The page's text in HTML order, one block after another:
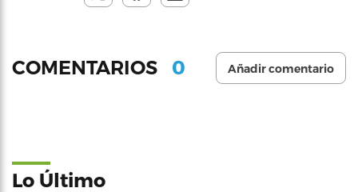
COMENTARIOS 0 Añadir comentario
Lo Último